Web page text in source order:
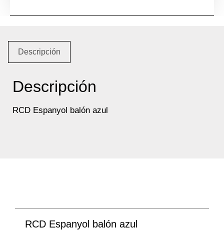
Descripción
Descripción
RCD Espanyol balón azul
RCD Espanyol balón azul